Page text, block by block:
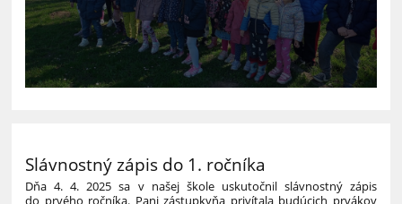
Slávnostný zápis do 1. ročníka
Dňa 4. 4. 2025 sa v našej škole uskutočnil slávnostný zápis
do prvého ročníka. Pani zástupkyňa privítala budúcich prvákov